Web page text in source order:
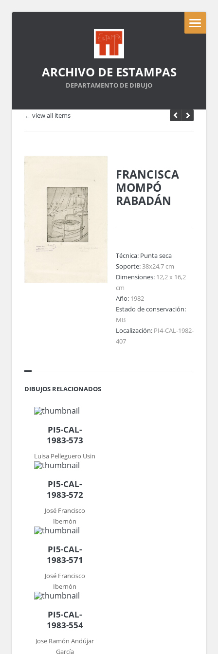
ARCHIVO DE ESTAMPAS
DEPARTAMENTO DE DIBUJO
← view all items
FRANCISCA
MOMPÓ
RABADÁN
Técnica: Punta seca
Soporte:38x24,7 cm
Dimensiones: 12,2 x 16,2
cm
Año: 1982
Estado de conservación:
MB
Localización: PI4-CAL-1982-
407
DIBUJOS RELACIONADOS
PI5-CAL-
1983-573
Luisa Pelleguero Usin
PI5-CAL-
1983-572
José Francisco
Ibernón
PI5-CAL-
1983-571
José Francisco
Ibernón
PI5-CAL-
1983-554
Jose Ramón Andújar
García